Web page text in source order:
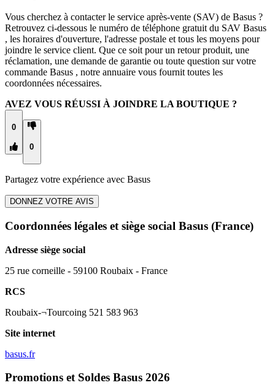
Vous cherchez à contacter le service après-vente (SAV) de Basus ?
Retrouvez ci-dessous le numéro de téléphone gratuit du SAV Basus
, les horaires d'ouverture, l'adresse postale et tous les moyens pour
joindre le service client. Que ce soit pour un retour produit, une
réclamation, une demande de garantie ou toute question sur votre
commande Basus , notre annuaire vous fournit toutes les
coordonnées nécessaires.
AVEZ VOUS RÉUSSI À JOINDRE LA BOUTIQUE ?
0
0
Partagez votre expérience avec Basus
DONNEZ VOTRE AVIS
Coordonnées légales et siège social Basus (France)
Adresse siège social
25 rue corneille - 59100 Roubaix - France
RCS
Roubaix-¬Tourcoing 521 583 963
Site internet
basus.fr
Promotions et Soldes Basus 2026